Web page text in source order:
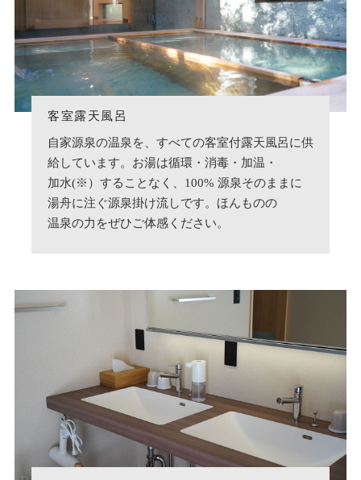
客室露天風呂
自家源泉の温泉を、すべての客室付露天風呂に供
給しています。お湯は循環・消毒・加温・
加水(※）することなく、100% 源泉そのままに
湯舟に注ぐ源泉掛け流しです。ほんものの
温泉の力をぜひご体感ください。